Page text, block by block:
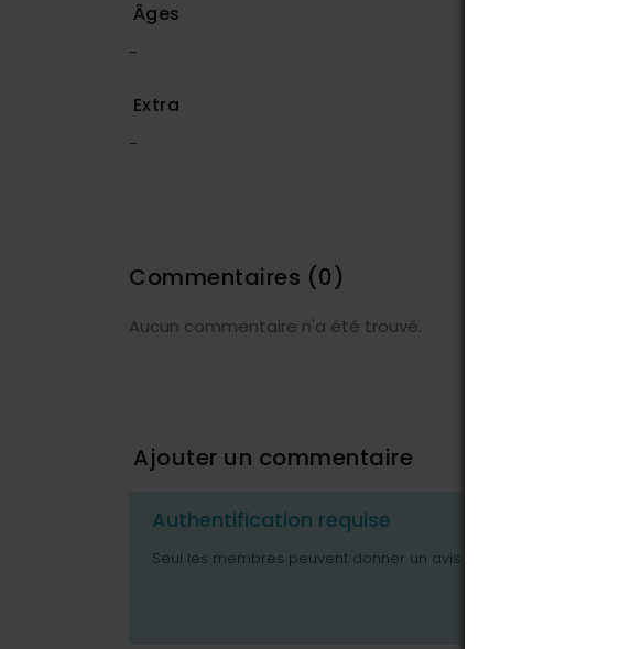
Âges
-
Extra
-
Commentaires (0)
Aucun commentaire n'a été trouvé.
Ajouter un commentaire
Authentification requise
Seul les membres peuvent donner un avis ou poser des questions.